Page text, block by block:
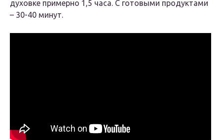
духовке примерно 1,5 часа. С готовыми продуктами
– 30-40 минут.